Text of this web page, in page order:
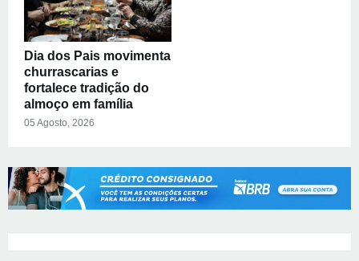
Dia dos Pais movimenta
churrascarias e
fortalece tradição do
almoço em família
05 Agosto, 2026